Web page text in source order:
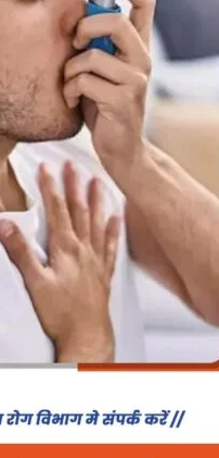
Latest
News
Hindi,